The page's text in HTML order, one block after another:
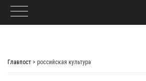
Главпост > российская культура